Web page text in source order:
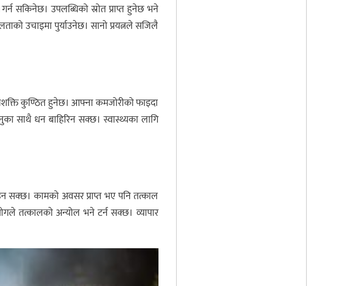
सकिनेछ। उपलब्धिको स्रोत प्राप्त हुनेछ भने
उचाइमा पुर्याउनेछ। सानो प्रयत्नले सजिलै
कुण्ठित हुनेछ। आफ्ना कमजोरीको फाइदा
साथै धन बाहिरिन सक्छ। स्वास्थ्यका लागि
सक्छ। कामको अवसर प्राप्त भए पनि तत्काल
तत्कालकाे अन्योल भने टर्न सक्छ। व्यापार